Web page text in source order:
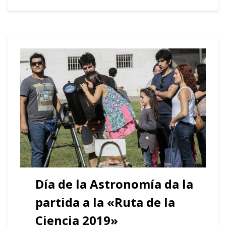
Día de la Astronomía da la
partida a la «Ruta de la
Ciencia 2019»